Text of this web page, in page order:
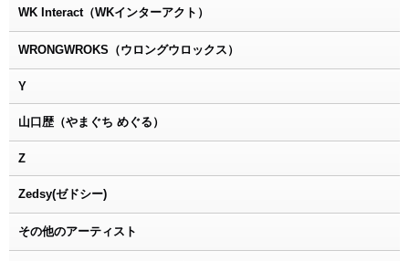
WK Interact（WKインターアクト）
WRONGWROKS（ウロングウロックス）
Y
山口歴（やまぐち めぐる）
Z
Zedsy(ゼドシー)
その他のアーティスト